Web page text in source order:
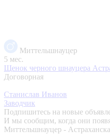
Миттельшнауцер
5 мес.
Щенок черного шнауцера
Договорная
Станислав Иванов
Заводчик
Подпишитесь на новые
И мы сообщим, когда они
Миттельшнауцер -